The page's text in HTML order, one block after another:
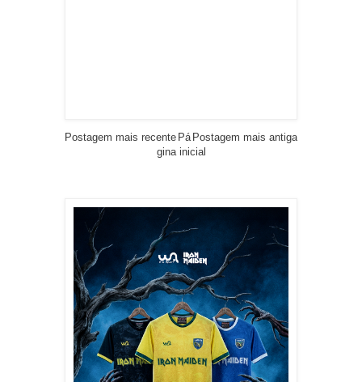
Postagem mais recente Postagem mais antiga
Pá
gina inicial